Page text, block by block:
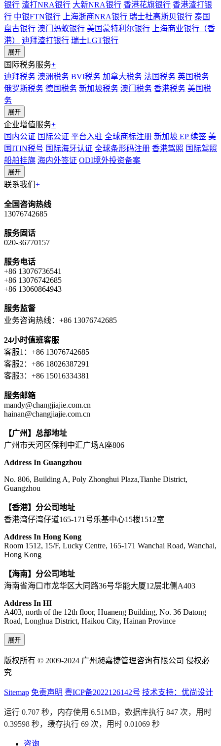
银行 渣打NRA银行 大新NRA银行 香港花旗银行 香港渣打银
行 中银FTN银行 上海浙商NRA银行 瑞士杜高斯贝银行 泰国
盘古银行 澳门蚂蚁银行 美国蒙特利尔银行
上海商业银行（香
港）
迪拜渣打银行 瑞士LGT银行
展开
国际税务服务+
迪拜税务 澳洲税务 BVI税务 加拿大税务 法国税务 英国税务
俄罗斯税务 德国税务 新加坡税务 澳门税务 香港税务 美国税
务
展开
企业增值服务+
国内公证 国际公证 平台入驻 全球商标注册 新加坡 EP 续签 美
国ITIN税号 国际海牙认证 全球条形码注册 香港驾照 国际驾照
船舶挂旗 海内外签证 ODI境外投资备案
展开
联系我们 +
全国咨询热线
13076742685
服务固话
020-36770157
服务电话
+86 13076736541
+86 13076742685
+86 13060864943
服务监督
业务咨询热线：+86 13076742685
24小时值班客服
客服1：+86 13076742685
客服2：+86 18026387291
客服3：+86 15016334381
服务邮箱
mandy@changjiajie.com.cn
hainan@changjiajie.com.cn
【广州】总部地址
广州市天河区保利中汇广场A座806
Address In Guangzhou
No. 806, Building A, Poly Zhonghui Plaza,Tianhe District,
Guangzhou
【香港】分公司地址
香港湾仔湾仔道165-171号乐基中心15楼1512室
Address In Hong Kong
Room 1512, 15/F, Lucky Centre, 165-171 Wanchai Road, Wanchai,
Hong Kong
【海南】分公司地址
海南省海口市龙华区大同路36号华能大厦12层北侧A403
Address In HI
A403, north of the 12th floor, Huaneng Building, No. 36 Datong
Road, Longhua District, Haikou City, Hainan Province
展开
版权所有 © 2009-2024 广州昶嘉捷管理咨询有限公司 侵权必
究
Sitemap 免责声明 粤ICP备2022126142号 技术支持：优尚设计
运行 0.707 秒，内存使用 6.51MB，数据库执行 847 次，用时
0.39598 秒，缓存执行 69 次，用时 0.01069 秒
咨询